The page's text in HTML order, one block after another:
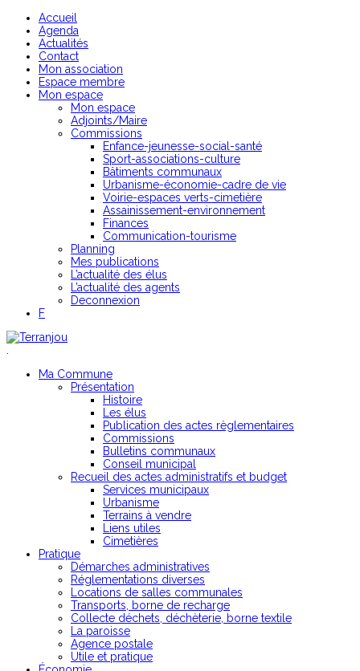
Accueil
Agenda
Actualités
Contact
Mon association
Espace membre
Mon espace
Mon espace
Adjoints/Maire
Commissions
Enfance-jeunesse-social-santé
Sport-associations-culture
Bâtiments communaux
Urbanisme-économie-cadre de vie
Voirie-espaces verts-cimetière
Assainissement-environnement
Finances
Communication-tourisme
Planning
Mes publications
L’actualité des élus
L’actualité des agents
Deconnexion
F
Ma Commune
Présentation
Histoire
Les élus
Publication des actes règlementaires
Commissions
Bulletins communaux
Conseil municipal
Recueil des actes administratifs et budget
Services municipaux
Urbanisme
Terrains à vendre
Liens utiles
Cimetières
Pratique
Démarches administratives
Réglementations diverses
Locations de salles communales
Transports, borne de recharge
Collecte déchets, déchèterie, borne textile
La paroisse
Agence postale
Utile et pratique